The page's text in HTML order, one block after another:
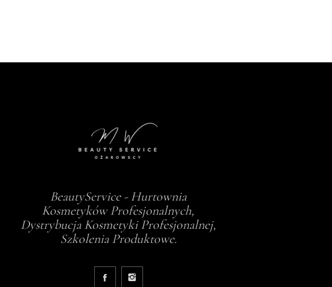
BeautyService - Hurtownia
Kosmetyków Profesjonalnych,
Dystrybucja Kosmetyki Profesjonalnej,
Szkolenia Produktowe.